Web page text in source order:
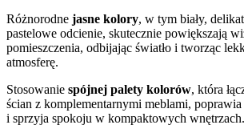
Różnorodne jasne kolory, w tym biały,
pastelowe odcienie, skutecznie powiększają
pomieszczenia, odbijając światło i tworząc
atmosferę.
Stosowanie spójnej palety kolorów, która
ścian z komplementarnymi meblami, poprawia
i sprzyja spokoju w kompaktowych wnętrzach.